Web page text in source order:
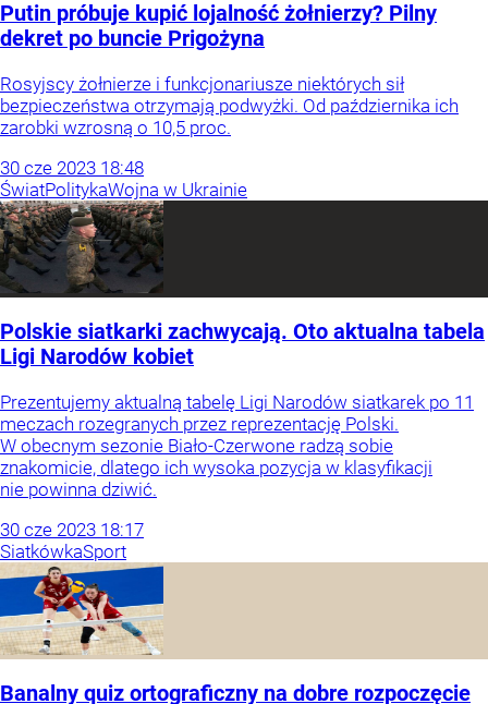
Putin próbuje kupić lojalność żołnierzy? Pilny
dekret po buncie Prigożyna
Rosyjscy żołnierze i funkcjonariusze niektórych sił
bezpieczeństwa otrzymają podwyżki. Od października ich
zarobki wzrosną o 10,5 proc.
30 cze 2023 18:48
ŚwiatPolitykaWojna w Ukrainie
Polskie siatkarki zachwycają. Oto aktualna tabela
Ligi Narodów kobiet
Prezentujemy aktualną tabelę Ligi Narodów siatkarek po 11
meczach rozegranych przez reprezentację Polski.
W obecnym sezonie Biało-Czerwone radzą sobie
znakomicie, dlatego ich wysoka pozycja w klasyfikacji
nie powinna dziwić.
30 cze 2023 18:17
SiatkówkaSport
Banalny quiz ortograficzny na dobre rozpoczęcie